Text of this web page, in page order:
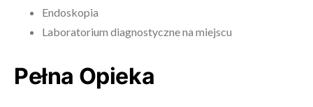
Endoskopia
Laboratorium diagnostyczne na miejscu
Pełna Opieka